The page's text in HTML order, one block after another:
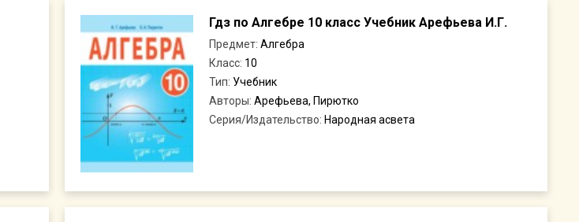
Гдз по Алгебре 10 класс Учебник Арефьева И.Г.
Предмет: Алгебра
Класс: 10
Тип: Учебник
Авторы: Арефьева, Пирютко
Серия/Издательство: Народная асвета